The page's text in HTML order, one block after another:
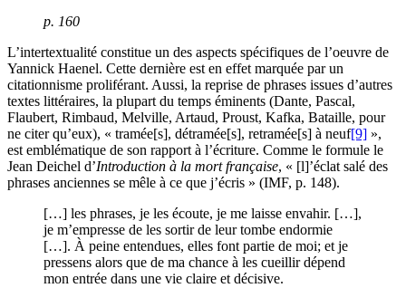
p. 160
L’intertextualité constitue un des aspects spécifiques de l’oeuvre de
Yannick Haenel. Cette dernière est en effet marquée par un
citationnisme proliférant. Aussi, la reprise de phrases issues d’autres
textes littéraires, la plupart du temps éminents (Dante, Pascal,
Flaubert, Rimbaud, Melville, Artaud, Proust, Kafka, Bataille, pour
ne citer qu’eux), « tramée[s], détramée[s], retramée[s] à neuf[9] »,
est emblématique de son rapport à l’écriture. Comme le formule le
Jean Deichel d’Introduction à la mort française, « [l]’éclat salé des
phrases anciennes se mêle à ce que j’écris » (IMF, p. 148).
[…] les phrases, je les écoute, je me laisse envahir. […],
je m’empresse de les sortir de leur tombe endormie
[…]. À peine entendues, elles font partie de moi; et je
pressens alors que de ma chance à les cueillir dépend
mon entrée dans une vie claire et décisive.